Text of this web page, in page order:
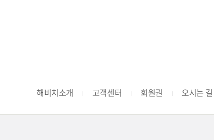
해비치소개 고객센터 회원권 오시는 길